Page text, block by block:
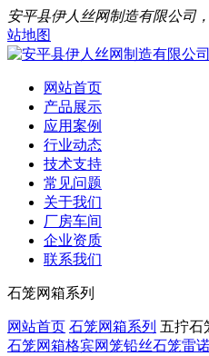
安平县伊人丝网制造有限公司
站地图
网站首页
产品展示
应用案例
行业动态
技术支持
常见问题
关于我们
厂房车间
企业资质
联系我们
石笼网箱系列
网站首页 石笼网箱系列 五拧石
石笼网箱格宾网笼铅丝石笼雷